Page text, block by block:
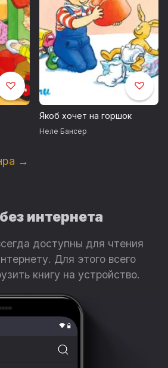
Якоб хочет на горшок
Неле Бансер
→
интернета
доступны для чтения
Для этого всего
книгу на устройство.